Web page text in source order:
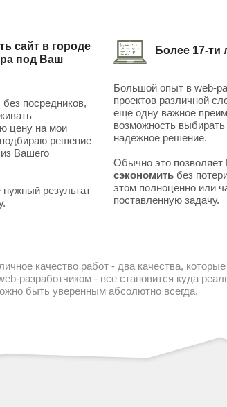
сайт в городе
под Ваш
посредников,
цену на мои
решение
Вашего
результат
Более 17-ти
Большой опыт в web-
проектов различной
ещё одну важное
возможность
надежное решение.
Обычно это
сэкономитьбез
этом полноценно или
поставленную задачу.
качество работ - два качества,
разработчиком - все становится куда
быть уверенным абсолютно всегда.